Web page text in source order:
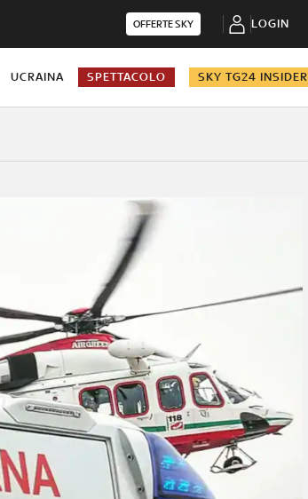
OFFERTE SKY LOGIN
UCRAINA SPETTACOLO SKY TG24 INSIDER